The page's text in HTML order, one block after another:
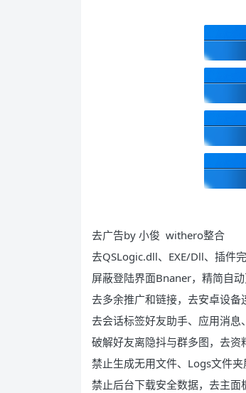
去广告by 小俊 withero整合
去QSLogic.dll、EXE/Dll、插件
屏蔽登陆界面Bnaner，精简自
去多余推广和链接，去安卓设备
去会话标签好友助手、应用消息
破解好友离隐抖与群多图，去资
禁止生成无用文件、Logs文件
禁止后台下载安全数据，去主